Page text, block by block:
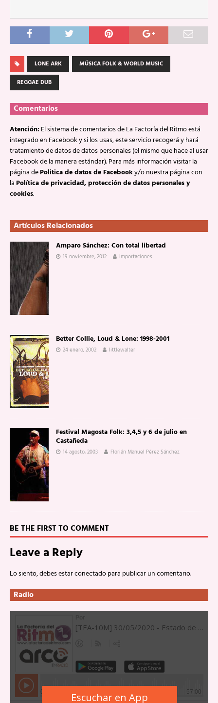
LONE ARK
MÚSICA FOLK & WORLD MUSIC
REGGAE DUB
Comentarios
Atención:El sistema de comentarios de La Factoría del Ritmo está
integrado en Facebook y si los usas, este servicio recogerá y hará
tratamiento de datos de datos personales (el mismo que hace al usar
Facebook de la manera estándar). Para más información visitar la
página dePolitica de datos de Facebooky/o nuestra página con
laPolítica de privacidad, protección de datos personales y
cookies.
Artículos Relacionados
Amparo Sánchez: Con total libertad
19 noviembre, 2012 importaciones
Better Collie, Loud & Lone: 1998-2001
24 enero, 2002 littlewalter
Festival Magosta Folk: 3,4,5 y 6 de julio en
Castañeda
14 agosto, 2003 Florián Manuel Pérez Sánchez
BE THE FIRST TO COMMENT
Leave a Reply
Lo siento, debes estarconectadopara publicar un comentario.
Radio